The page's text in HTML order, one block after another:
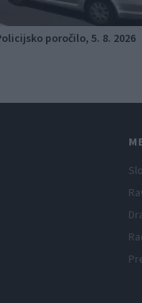
poročilo, 5. 8. 2026